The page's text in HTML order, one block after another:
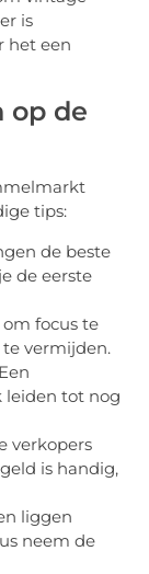
is
het een
op de
tips:
de beste
de eerste
focus te
vermijden.
leiden tot nog
verkopers
is handig,
liggen
neem de